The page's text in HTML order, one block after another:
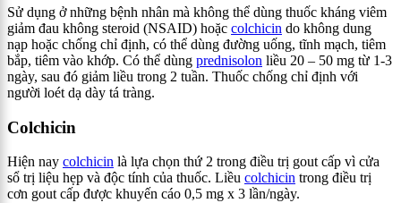
Sử dụng ở những bệnh nhân mà không thể dùng thuốc kháng viêm
giảm đau không steroid (NSAID) hoặc colchicin do không dung
nạp hoặc chống chỉ định, có thể dùng đường uống, tĩnh mạch, tiêm
bắp, tiêm vào khớp. Có thể dùng prednisolon liều 20 – 50 mg từ 1-3
ngày, sau đó giảm liều trong 2 tuần. Thuốc chống chỉ định với
người loét dạ dày tá tràng.
Colchicin
Hiện nay colchicin là lựa chọn thứ 2 trong điều trị gout cấp vì cửa
sổ trị liệu hẹp và độc tính của thuốc. Liều colchicin trong điều trị
cơn gout cấp được khuyến cáo 0,5 mg x 3 lần/ngày.